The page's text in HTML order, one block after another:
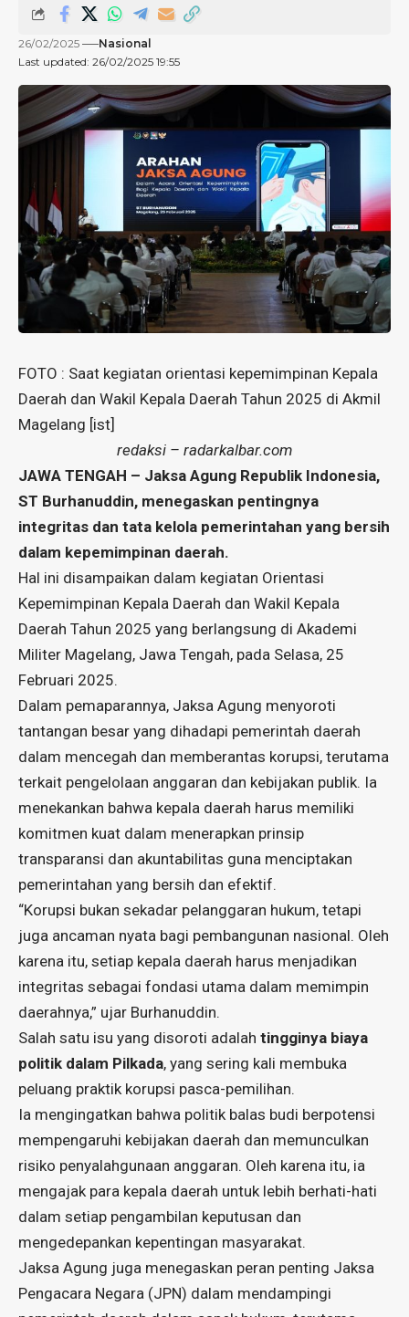
Last updated: 26/02/2025 19:55
26/02/2025 Nasional
FOTO : Saat kegiatan orientasi kepemimpinan Kepala
Daerah dan Wakil Kepala Daerah Tahun 2025 di Akmil
Magelang [ist]
redaksi – radarkalbar.com
JAWA TENGAH – Jaksa Agung Republik Indonesia,
ST Burhanuddin, menegaskan pentingnya
integritas dan tata kelola pemerintahan yang bersih
dalam kepemimpinan daerah.
Hal ini disampaikan dalam kegiatan Orientasi
Kepemimpinan Kepala Daerah dan Wakil Kepala
Daerah Tahun 2025 yang berlangsung di Akademi
Militer Magelang, Jawa Tengah, pada Selasa, 25
Februari 2025.
Dalam pemaparannya, Jaksa Agung menyoroti
tantangan besar yang dihadapi pemerintah daerah
dalam mencegah dan memberantas korupsi, terutama
terkait pengelolaan anggaran dan kebijakan publik. Ia
menekankan bahwa kepala daerah harus memiliki
komitmen kuat dalam menerapkan prinsip
transparansi dan akuntabilitas guna menciptakan
pemerintahan yang bersih dan efektif.
“Korupsi bukan sekadar pelanggaran hukum, tetapi
juga ancaman nyata bagi pembangunan nasional. Oleh
karena itu, setiap kepala daerah harus menjadikan
integritas sebagai fondasi utama dalam memimpin
daerahnya,” ujar Burhanuddin.
Salah satu isu yang disoroti adalah tingginya biaya
politik dalam Pilkada, yang sering kali membuka
peluang praktik korupsi pasca-pemilihan.
Ia mengingatkan bahwa politik balas budi berpotensi
mempengaruhi kebijakan daerah dan memunculkan
risiko penyalahgunaan anggaran. Oleh karena itu, ia
mengajak para kepala daerah untuk lebih berhati-hati
dalam setiap pengambilan keputusan dan
mengedepankan kepentingan masyarakat.
Jaksa Agung juga menegaskan peran penting Jaksa
Pengacara Negara (JPN) dalam mendampingi